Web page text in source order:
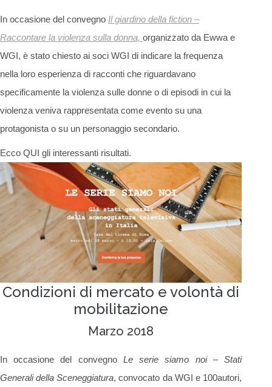
In occasione del convegno Il giardino della fiction –
Raccontare la violenza sulla donna, organizzato da Ewwa e
WGI, è stato chiesto ai soci WGI di indicare la frequenza
nella loro esperienza di racconti che riguardavano
specificamente la violenza sulle donne o di episodi in cui la
violenza veniva rappresentata come evento su una
protagonista o su un personaggio secondario.
Ecco QUI gli interessanti risultati.
Condizioni di mercato e volontà di
mobilitazione
Marzo 2018
In occasione del convegno Le serie siamo noi –
Stati
Generali della Sceneggiatura, convocato da WGI e 100autori,